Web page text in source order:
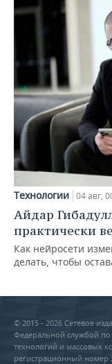
Технологии 04 авг,
Айдар
практически
Как нейросети
делать, чтобы
© 2015 - 2026 Сетевое
Федеральной службой
технологий и массовых
регистрационный номер